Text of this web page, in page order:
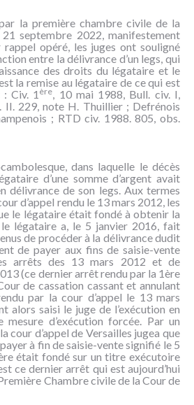
la première chambre civile de la
septembre 2022, manifestement
opéré, les juges ont souligné
entre la délivrance d’un legs, qui
des droits du légataire et le
la remise au légataire de ce qui est
: Civ. 1ère, 10 mai 1988, Bull. civ. I,
II. 229, note H. Thuillier ; Defrénois
; RTD civ. 1988. 805, obs.
dans laquelle le décès
d’une somme d’argent avait
délivrance de son legs. Aux termes
d’appel rendu le 13 mars 2012, les
le légataire était fondé à obtenir la
légataire a, le 5 janvier 2016, fait
de procéder à la délivrance dudit
de payer aux fins de saisie-vente
arrêts des 13 mars 2012 et de
(ce dernier arrêt rendu par la 1ère
de cassation cassant et annulant
par la cour d’appel le 13 mars
alors saisi le juge de l’exécution en
d’exécution forcée. Par un
cour d’appel de Versailles jugea que
à fin de saisie-vente signifié le 5
était fondé sur un titre exécutoire
ce dernier arrêt qui est aujourd’hui
Chambre civile de la Cour de